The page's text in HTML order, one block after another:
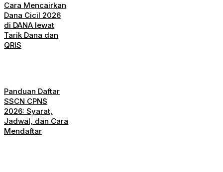
Cara Mencairkan
Dana Cicil 2026
di DANA lewat
Tarik Dana dan
QRIS
Panduan Daftar
SSCN CPNS
2026: Syarat,
Jadwal, dan Cara
Mendaftar